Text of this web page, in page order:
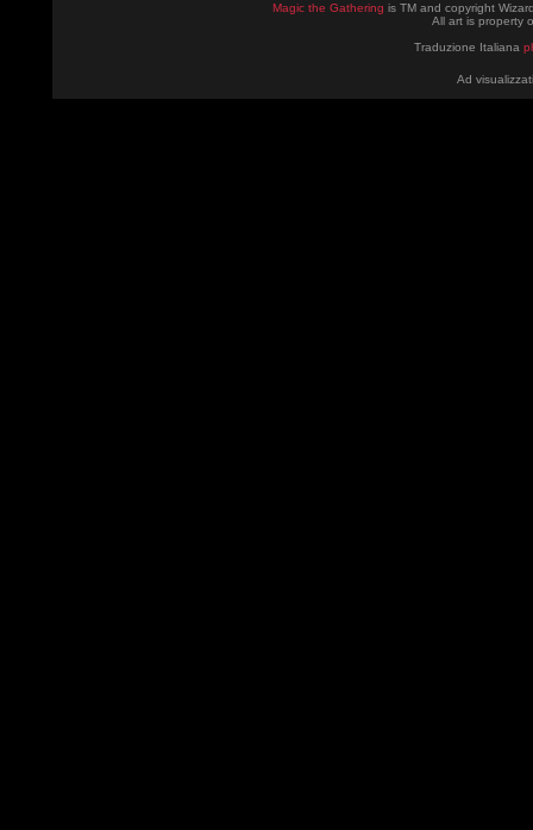
Magic the Gathering is TM and copyright
All art is property
Traduzione Italiana
Ad